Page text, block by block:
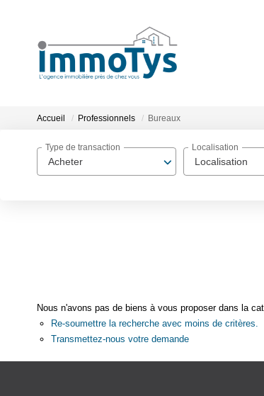
Accueil Professionnels Bureaux
Acheter
Type de transaction
Localisation
Localisation
Nous n'avons pas de biens à vous proposer dans la
Re-soumettre la recherche avec moins de critères.
Transmettez-nous votre demande